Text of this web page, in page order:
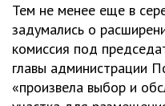
Тем не менее еще в
задумались о
комиссия под
главы администрации
«произвела выбор и